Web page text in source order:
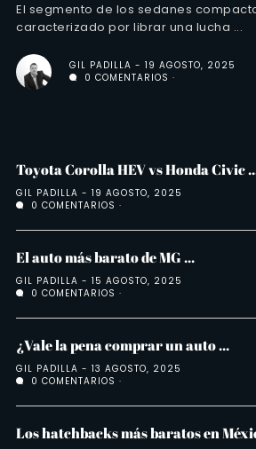
El segmento de los sedanes
caracterizado por librar una lucha ...
GIL PADILLA
19 AGOSTO, 2025
0 COMENTARIOS
Toyota Corolla HEV vs Honda Civic
GIL PADILLA
19 AGOSTO, 2025
0 COMENTARIOS
El auto más barato de MG ...
GIL PADILLA
15 AGOSTO, 2025
0 COMENTARIOS
¿Vale la pena comprar un auto ...
GIL PADILLA
13 AGOSTO, 2025
0 COMENTARIOS
Los hatchbacks más baratos en